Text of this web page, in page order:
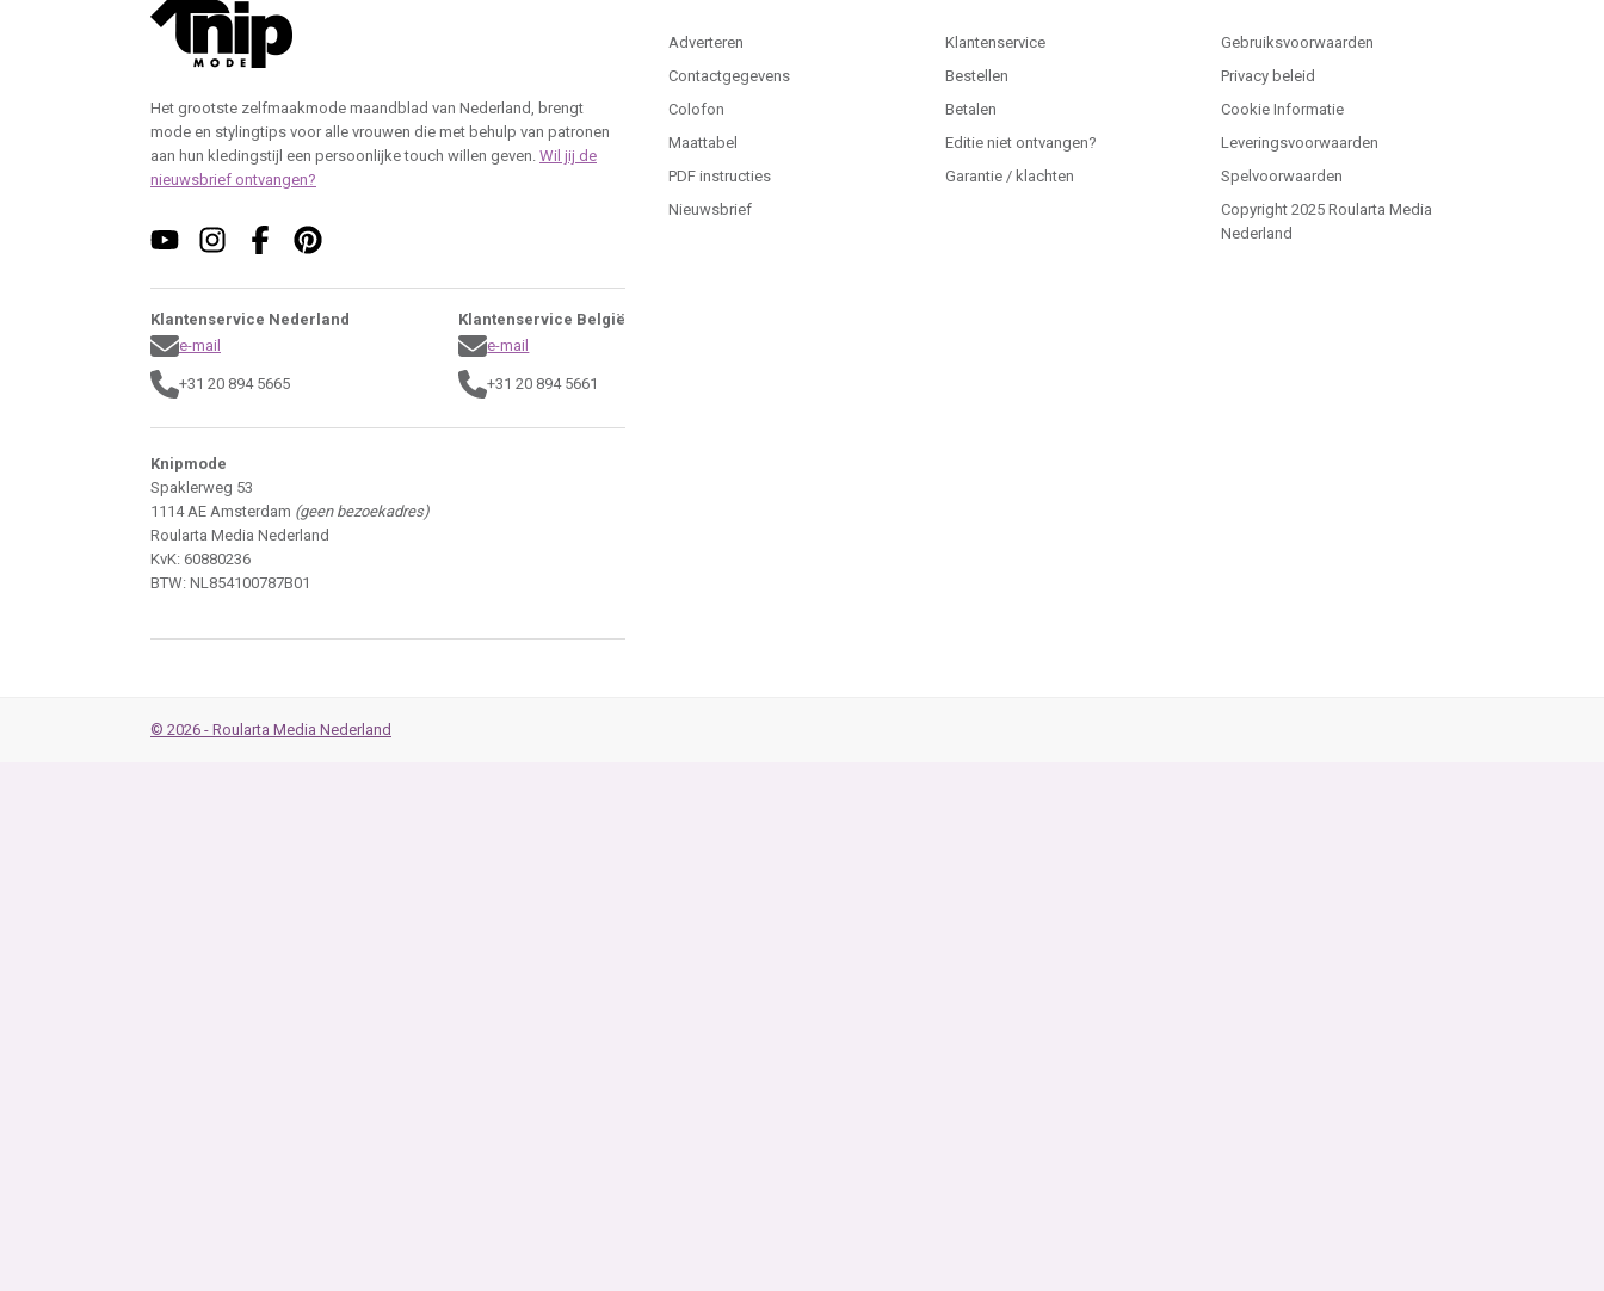
Het grootste zelfmaakmode maandblad van Nederland, brengt
mode en stylingtips voor alle vrouwen die met behulp van patronen
aan hun kledingstijl een persoonlijke touch willen geven. Wil jij de
nieuwsbrief ontvangen?
Klantenservice Nederland
e-mail
+31 20 894 5665
Klantenservice België
e-mail
+31 20 894 5661
Knipmode
Spaklerweg 53
1114 AE Amsterdam (geen bezoekadres)
Roularta Media Nederland
KvK: 60880236
BTW: NL854100787B01
Adverteren
Contactgegevens
Colofon
Maattabel
PDF instructies
Nieuwsbrief
Klantenservice
Bestellen
Betalen
Editie niet ontvangen?
Garantie / klachten
Gebruiksvoorwaarden
Privacy beleid
Cookie Informatie
Leveringsvoorwaarden
Spelvoorwaarden
Copyright 2025 Roularta Media
Nederland
© 2026 - Roularta Media Nederland